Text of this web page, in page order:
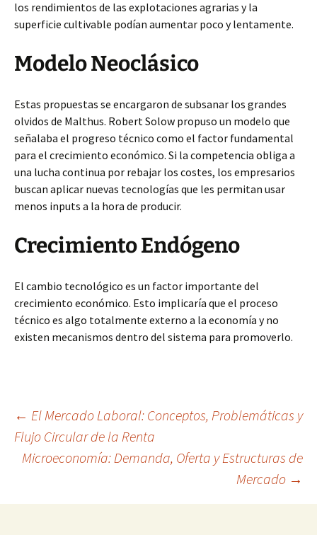
los rendimientos de las explotaciones agrarias y la
superficie cultivable podían aumentar poco y lentamente.
Modelo Neoclásico
Estas propuestas se encargaron de subsanar los grandes
olvidos de Malthus. Robert Solow propuso un modelo que
señalaba el progreso técnico como el factor fundamental
para el crecimiento económico. Si la competencia obliga a
una lucha continua por rebajar los costes, los empresarios
buscan aplicar nuevas tecnologías que les permitan usar
menos inputs a la hora de producir.
Crecimiento Endógeno
El cambio tecnológico es un factor importante del
crecimiento económico. Esto implicaría que el proceso
técnico es algo totalmente externo a la economía y no
existen mecanismos dentro del sistema para promoverlo.
Navegación
de
entradas
← El Mercado Laboral: Conceptos, Problemáticas y
Flujo Circular de la Renta
Microeconomía: Demanda, Oferta y Estructuras de
Mercado →